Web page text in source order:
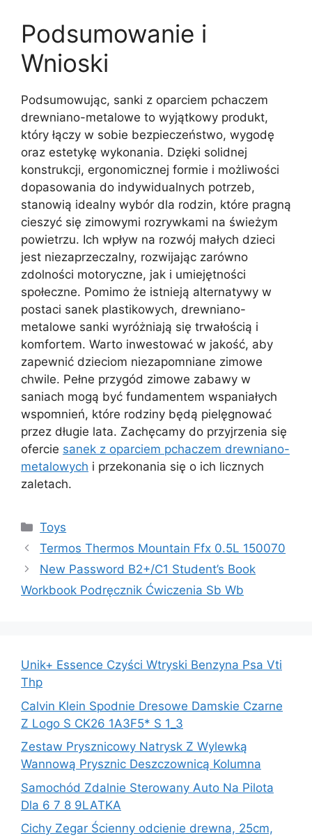
Podsumowanie i
Wnioski
Podsumowując, sanki z oparciem pchaczem
drewniano-metalowe to wyjątkowy produkt,
który łączy w sobie bezpieczeństwo, wygodę
oraz estetykę wykonania. Dzięki solidnej
konstrukcji, ergonomicznej formie i możliwości
dopasowania do indywidualnych potrzeb,
stanowią idealny wybór dla rodzin, które pragną
cieszyć się zimowymi rozrywkami na świeżym
powietrzu. Ich wpływ na rozwój małych dzieci
jest niezaprzeczalny, rozwijając zarówno
zdolności motoryczne, jak i umiejętności
społeczne. Pomimo że istnieją alternatywy w
postaci sanek plastikowych, drewniano-
metalowe sanki wyróżniają się trwałością i
komfortem. Warto inwestować w jakość, aby
zapewnić dzieciom niezapomniane zimowe
chwile. Pełne przygód zimowe zabawy w
saniach mogą być fundamentem wspaniałych
wspomnień, które rodziny będą pielęgnować
przez długie lata. Zachęcamy do przyjrzenia się
ofercie sanek z oparciem pchaczem drewniano-
metalowych i przekonania się o ich licznych
zaletach.
Kategorie
Toys
Termos Thermos Mountain Ffx 0.5L 150070
New Password B2+/C1 Student’s Book
Workbook Podręcznik Ćwiczenia Sb Wb
Unik+ Essence Czyści Wtryski Benzyna Psa Vti
Thp
Calvin Klein Spodnie Dresowe Damskie Czarne
Z Logo S CK26 1A3F5* S 1_3
Zestaw Prysznicowy Natrysk Z Wylewką
Wannową Prysznic Deszczownicą Kolumna
Samochód Zdalnie Sterowany Auto Na Pilota
Dla 6 7 8 9LATKA
Cichy Zegar Ścienny odcienie drewna, 25cm,